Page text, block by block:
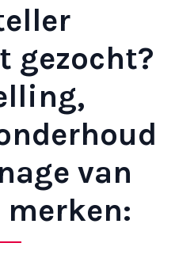
gezocht?
van